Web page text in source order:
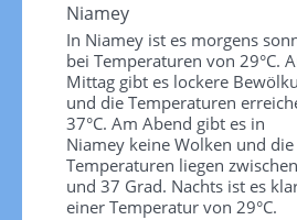
Niamey
In Niamey ist es morgens
bei Temperaturen von 29°C.
Mittag gibt es lockere
und die Temperaturen
37°C. Am Abend gibt es in
Niamey keine Wolken und die
Temperaturen liegen
und 37 Grad. Nachts ist es
einer Temperatur von 29°C.